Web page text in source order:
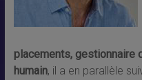
placements, gestionnaire
humain, il a en parallèle